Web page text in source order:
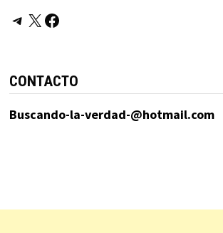
Telegram
X Facebook
CONTACTO
Buscando-la-verdad-@hotmail.com